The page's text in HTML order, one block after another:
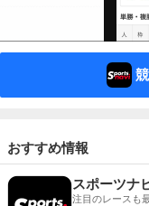
おすすめ情報
スポーツナ
注目のレースも